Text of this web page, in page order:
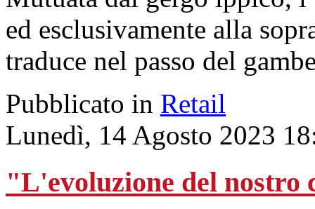
ed esclusivamente alla
traduce nel passo del
Pubblicato in Retail
Lunedì, 14 Agosto 2023
"L'evoluzione del nostro